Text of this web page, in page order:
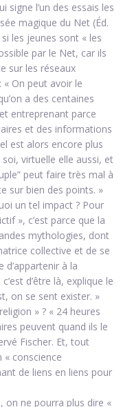
signe l’un des essais les
magique du Net (Éd.
les jeunes sont « les
par le Net, car ils
sur les réseaux
« On peut avoir le
a des centaines
entreprenant parce
et des informations
est alors encore plus
virtuelle elle aussi, et
peut faire très mal à
sur bien des points. »
un tel impact ? Pour
», c’est parce que la
mythologies, dont
collective et de se
à la
d’être là, explique le
on se sent exister. »
» ? « 24 heures
peuvent quand ils le
Fischer. Et, tout
« conscience
de liens en liens pour
on ne pourra plus dire «